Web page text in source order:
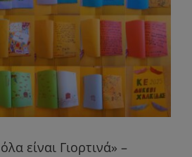
είναι Γιορτινά» –